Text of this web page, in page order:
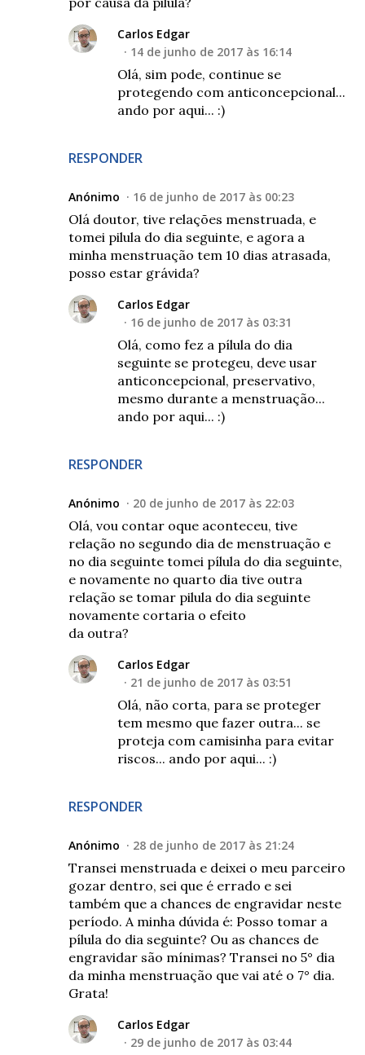
RESPONDER
Carlos Edgar
14 de junho de 2017 às 16:14
Olá, sim pode, continue se
protegendo com anticoncepcional...
ando por aqui... :)
Anónimo 16 de junho de 2017 às 00:23
Olá doutor, tive relações menstruada, e
tomei pilula do dia seguinte, e agora a
minha menstruação tem 10 dias atrasada,
posso estar grávida?
RESPONDER
Carlos Edgar
16 de junho de 2017 às 03:31
Olá, como fez a pílula do dia
seguinte se protegeu, deve usar
anticoncepcional, preservativo,
mesmo durante a menstruação...
ando por aqui... :)
Anónimo 20 de junho de 2017 às 22:03
Olá, vou contar oque aconteceu, tive
relação no segundo dia de menstruação e
no dia seguinte tomei pílula do dia seguinte,
e novamente no quarto dia tive outra
relação se tomar pilula do dia seguinte
novamente cortaria o efeito
da outra?
RESPONDER
Carlos Edgar
21 de junho de 2017 às 03:51
Olá, não corta, para se proteger
tem mesmo que fazer outra... se
proteja com camisinha para evitar
riscos... ando por aqui... :)
Anónimo 28 de junho de 2017 às 21:24
Transei menstruada e deixei o meu parceiro
gozar dentro, sei que é errado e sei
também que a chances de engravidar neste
período. A minha dúvida é: Posso tomar a
pílula do dia seguinte? Ou as chances de
engravidar são mínimas? Transei no 5° dia
da minha menstruação que vai até o 7° dia.
Grata!
Carlos Edgar
29 de junho de 2017 às 03:44